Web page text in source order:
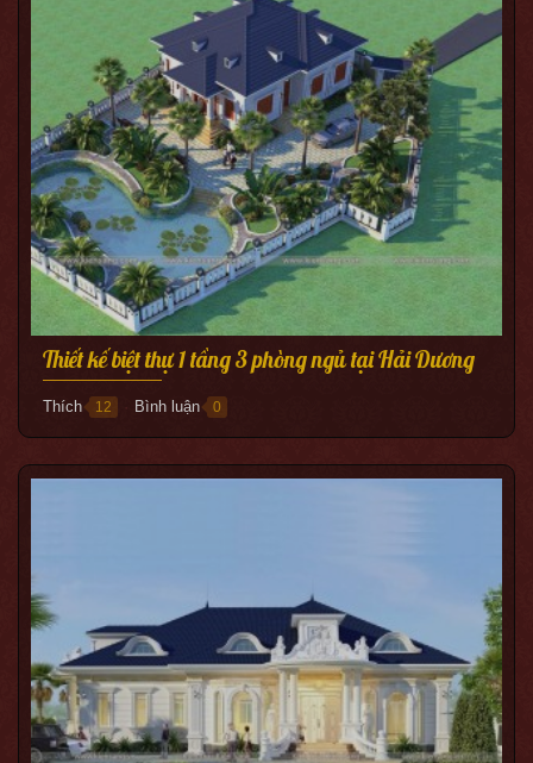
Thiết kế biệt thự 1 tầng 3 phòng ngủ tại Hải Dương
Thích 12 ● Bình luận 0